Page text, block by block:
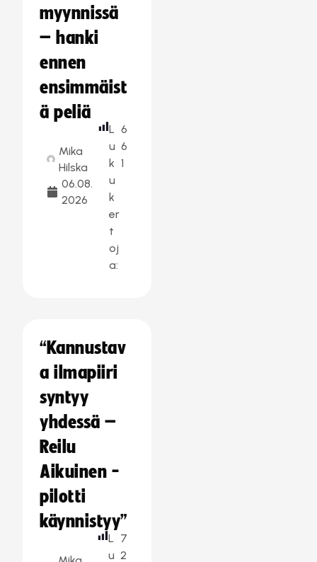
myynnissä
– hanki
ennen
ensimmäist
ä peliä
Mika
Hilska
06.08.
2026
L
u
k
u
k
er
t
oj
a:
6
6
1
“Kannustav
a ilmapiiri
syntyy
yhdessä –
Reilu
Aikuinen -
pilotti
käynnistyy”
L
u
7
2